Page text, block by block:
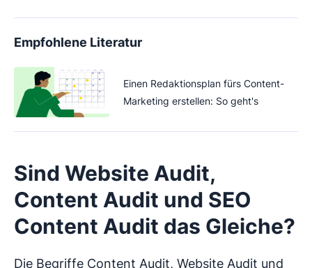
Empfohlene Literatur
Einen Redaktionsplan fürs Content-
Marketing erstellen: So geht's
Sind Website Audit,
Content Audit und SEO
Content Audit das Gleiche?
Die Begriffe Content Audit, Website Audit und